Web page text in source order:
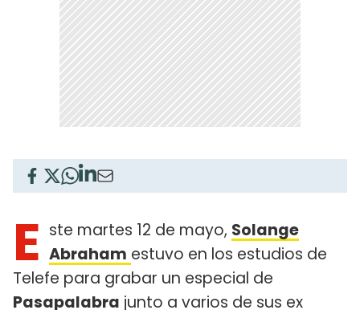
E ste martes 12 de mayo, Solange
Abraham estuvo en los estudios de
Telefe para grabar un especial de
Pasapalabra junto a varios de sus ex